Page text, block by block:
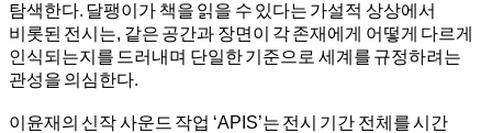
탐색한다. 달팽이가 책을 읽을 수 있다는 가설적 상상에서
비롯된 전시는, 같은 공간과 장면이 각 존재에게 어떻게 다르게
인식되는지를 드러내며 단일한 기준으로 세계를 규정하려는
관성을 의심한다.
이윤재의 신작 사운드 작업 ‘APIS’는 전시 기간 전체를 시간